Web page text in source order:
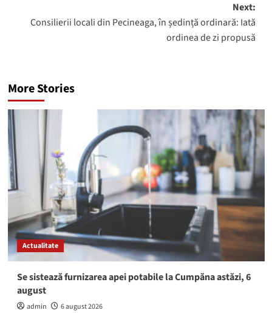
Next:
Consilierii locali din Pecineaga, în ședință ordinară: Iată
ordinea de zi propusă
More Stories
Actualitate
Se sistează furnizarea apei potabile la Cumpăna astăzi, 6
august
admin 6 august 2026